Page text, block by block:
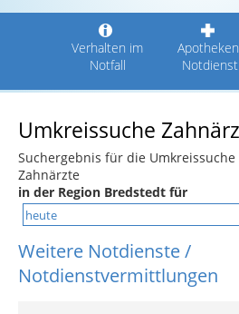
Verhalten im
Notfall
Notdienst
Umkreissuche
Suchergebnis für die
Zahnärzte
in der Region Bredstedt für
Weitere Notdienste /
Notdienstvermittlungen